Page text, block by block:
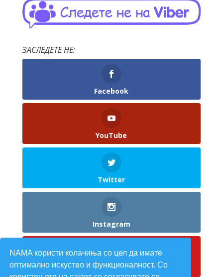
ЗАСЛЕДЕТЕ НЕ:
Facebook
YouTube
Twitter
Instagram
Pinterest
NAMA користи колачиња со цел да имате
оптимално искуство и функционалност. Со